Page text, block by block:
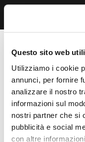
Questo sito web
Utilizziamo i cookie
annunci, per fornire
analizzare il nostro
informazioni sul
nostri partner che si
pubblicità e social
con altre